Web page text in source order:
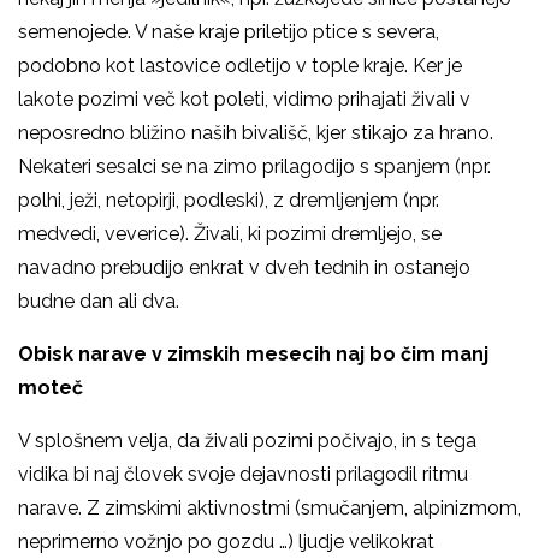
semenojede. V naše kraje priletijo ptice s severa,
podobno kot lastovice odletijo v tople kraje. Ker je
lakote pozimi več kot poleti, vidimo prihajati živali v
neposredno bližino naših bivališč, kjer stikajo za hrano.
Nekateri sesalci se na zimo prilagodijo s spanjem (npr.
polhi, ježi, netopirji, podleski), z dremljenjem (npr.
medvedi, veverice). Živali, ki pozimi dremljejo, se
navadno prebudijo enkrat v dveh tednih in ostanejo
budne dan ali dva.
Obisk narave v zimskih mesecih naj bo čim manj
moteč
V splošnem velja, da živali pozimi počivajo, in s tega
vidika bi naj človek svoje dejavnosti prilagodil ritmu
narave. Z zimskimi aktivnostmi (smučanjem, alpinizmom,
neprimerno vožnjo po gozdu …) ljudje velikokrat